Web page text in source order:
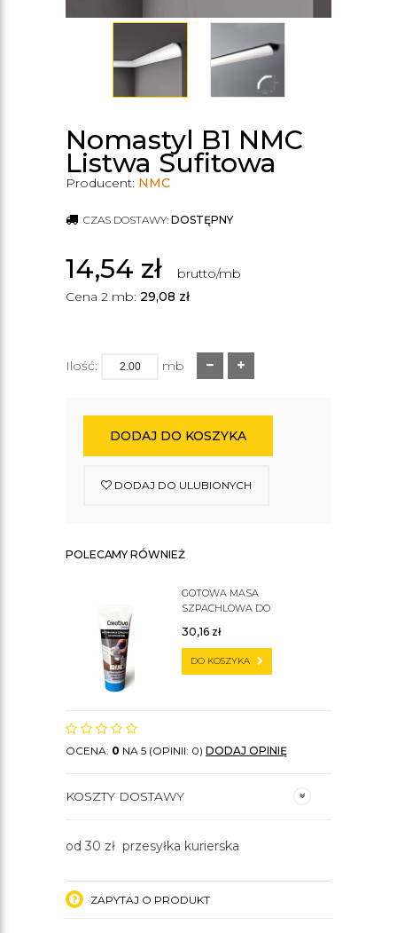
Nomastyl B1 NMC
Listwa Sufitowa
Producent: NMC
CZAS DOSTAWY: DOSTĘPNY
14,54 zł
brutto/mb
Cena 2 mb: 29,08 zł
Ilość: mb
DODAJ DO KOSZYKA
DODAJ DO ULUBIONYCH
POLECAMY RÓWNIEŻ
GOTOWA MASA
SZPACHLOWA DO
30,16 zł
DO KOSZYKA
OCENA: 0 NA 5 (OPINII: 0) DODAJ OPINIĘ
KOSZTY DOSTAWY
od 30 zł przesyłka kurierska
ZAPYTAJ O PRODUKT